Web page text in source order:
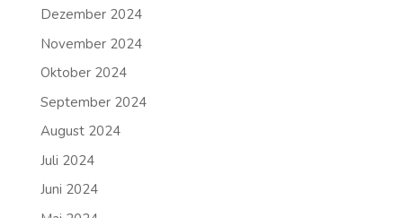
Dezember 2024
November 2024
Oktober 2024
September 2024
August 2024
Juli 2024
Juni 2024